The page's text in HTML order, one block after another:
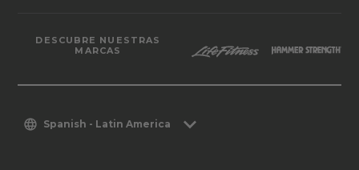
DESCUBRE NUESTRAS
MARCAS
Spanish - Latin America